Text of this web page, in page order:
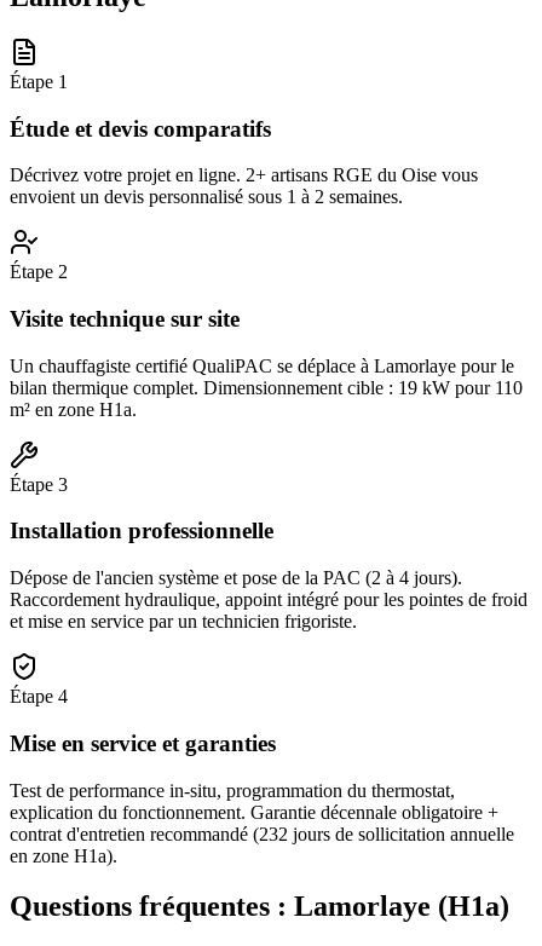
Étape 1
Étude et devis comparatifs
Décrivez votre projet en ligne. 2+ artisans RGE du Oise vous
envoient un devis personnalisé sous 1 à 2 semaines.
Étape 2
Visite technique sur site
Un chauffagiste certifié QualiPAC se déplace à Lamorlaye pour le
bilan thermique complet. Dimensionnement cible : 19 kW pour 110
m² en zone H1a.
Étape 3
Installation professionnelle
Dépose de l'ancien système et pose de la PAC (2 à 4 jours).
Raccordement hydraulique, appoint intégré pour les pointes de froid
et mise en service par un technicien frigoriste.
Étape 4
Mise en service et garanties
Test de performance in-situ, programmation du thermostat,
explication du fonctionnement. Garantie décennale obligatoire +
contrat d'entretien recommandé (232 jours de sollicitation annuelle
en zone H1a).
Questions fréquentes : Lamorlaye (H1a)